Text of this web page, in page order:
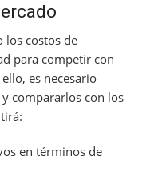
los costos de
para competir con
ello, es necesario
compararlos con los
en términos de